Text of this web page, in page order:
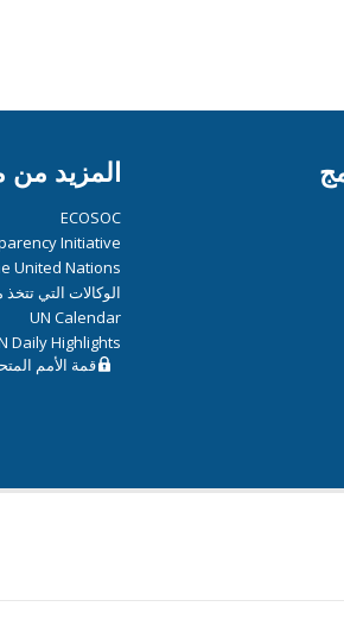
المزيد من
ECOSOC
Initiative
United Nations
الوكالات التي
UN Calendar
Daily Highlights
قمة الأمم